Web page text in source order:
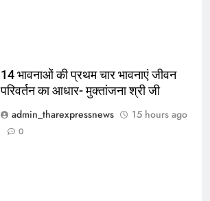
14 भावनाओं की प्रथम चार भावनाएं जीवन
परिवर्तन का आधार- मुक्तांजना श्री जी
admin_tharexpressnews
15 hours ago
0